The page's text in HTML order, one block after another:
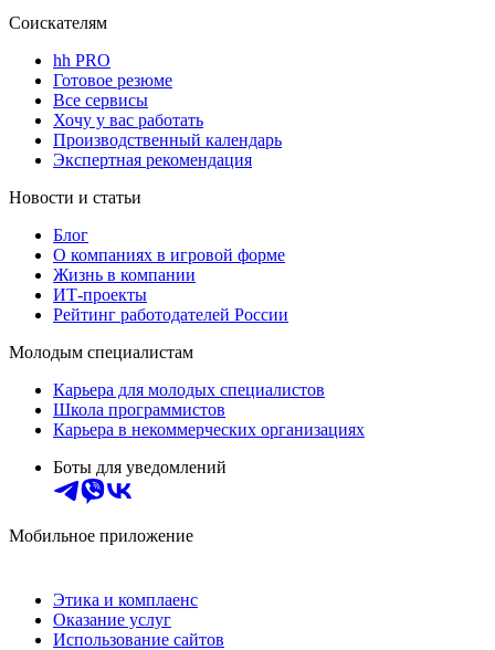
Соискателям
hh PRO
Готовое резюме
Все сервисы
Хочу у вас работать
Производственный календарь
Экспертная рекомендация
Новости и статьи
Блог
О компаниях в игровой форме
Жизнь в компании
ИТ-проекты
Рейтинг работодателей России
Молодым специалистам
Карьера для молодых специалистов
Школа программистов
Карьера в некоммерческих организациях
Боты для уведомлений
Мобильное приложение
Этика и комплаенс
Оказание услуг
Использование сайтов